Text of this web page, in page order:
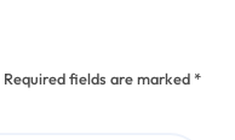
Required fields are marked*